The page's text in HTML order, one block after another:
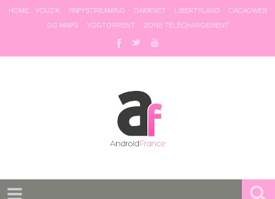
HOME YOUZIK PAPYSTREAMING DARKNET LIBERTYLAND
CACAOWEB
GG MAPS
YGGTORRENT ZONE TÉLÉCHARGEMENT